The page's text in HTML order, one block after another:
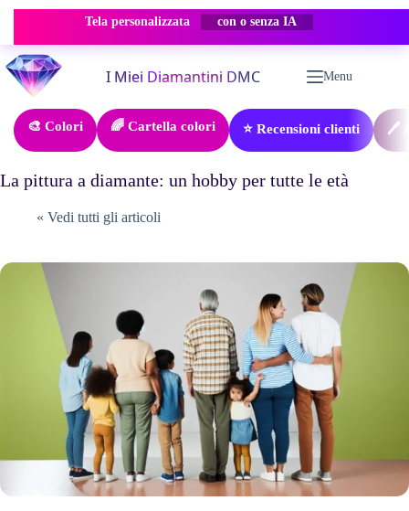
Tela personalizzata con o senza IA
Salta
al
contenuto
Menu
🎨 Colori 🌈 Cartella colori ⭐ Recensioni clienti 🖊️
La pittura a diamante: un hobby per tutte le età
« Vedi tutti gli articoli